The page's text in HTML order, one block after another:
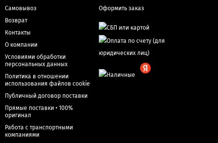
Самовывоз
Возврат
Контакты
О компании
Условиями обработки
персональных данных
Политика в отношении
использования файлов cookie
Публичный договор поставки
Прямые поставки • 100%
оригинал
Работа с транспортными
компаниями
Оформить заказ